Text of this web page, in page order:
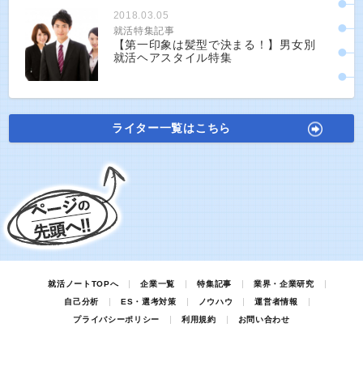
2018.03.05
就活特集記事
【第一印象は髪型で決まる！】男女別
就活ヘアスタイル特集
ライター一覧はこちら
就活ノートTOPへ 企業一覧 特集記事
業界・企業研究
自己分析
ES・選考対策 ノウハウ
運営者情報
プライバシーポリシー
利用規約 お問い合わせ